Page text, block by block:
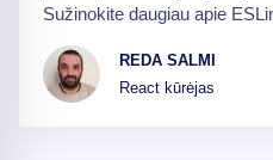
Sužinokite daugiau apie
REDA SALMI
React kūrėjas